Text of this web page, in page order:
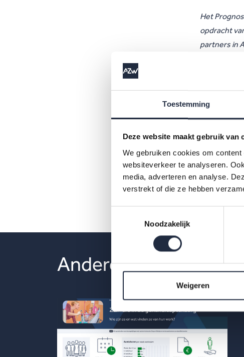
Toestemming
Deze website maakt gebruik van
We gebruiken cookies om
websiteverkeer te analyseren.
media, adverteren en analyse.
verstrekt of die ze hebben
Noodzakelijk
Weigeren
Het
opdracht
partners in
pdf
Andere publicaties